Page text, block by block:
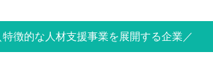
特徴的な人材支援事業を展開する企業